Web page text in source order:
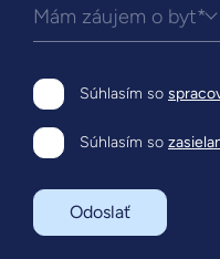
Mám záujem o byt*
Súhlasím so
Súhlasím so
Odoslať